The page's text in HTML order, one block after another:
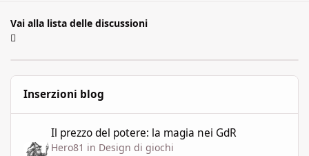
Vai alla lista delle discussioni
Inserzioni blog
Il prezzo del potere: la magia nei GdR
Hero81 in Design di giochi